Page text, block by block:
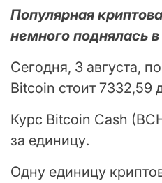
Популярная
немного поднялась
Сегодня, 3 августа,
Bitcoin стоит 7332,59
Курс Bitcoin Cash
за единицу.
Одну единицу